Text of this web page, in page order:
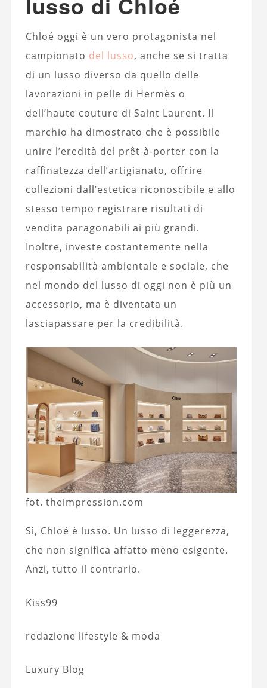
Chloé oggi è un vero protagonista nel
campionato del lusso, anche se si tratta
di un lusso diverso da quello delle
lavorazioni in pelle di Hermès o
dell’haute couture di Saint Laurent. Il
marchio ha dimostrato che è possibile
unire l’eredità del prêt‑à‑porter con la
raffinatezza dell’artigianato, offrire
collezioni dall’estetica riconoscibile e allo
stesso tempo registrare risultati di
vendita paragonabili ai più grandi.
Inoltre, investe costantemente nella
responsabilità ambientale e sociale, che
nel mondo del lusso di oggi non è più un
accessorio, ma è diventata un
lasciapassare per la credibilità.
fot. theimpression.com
Sì, Chloé è lusso. Un lusso di leggerezza,
che non significa affatto meno esigente.
Anzi, tutto il contrario.
Kiss99
redazione lifestyle & moda
Luxury Blog